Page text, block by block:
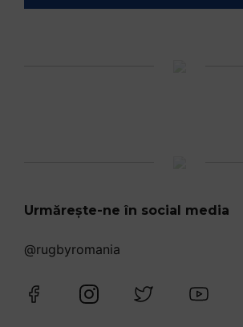
Urmărește-ne în social media
@rugbyromania